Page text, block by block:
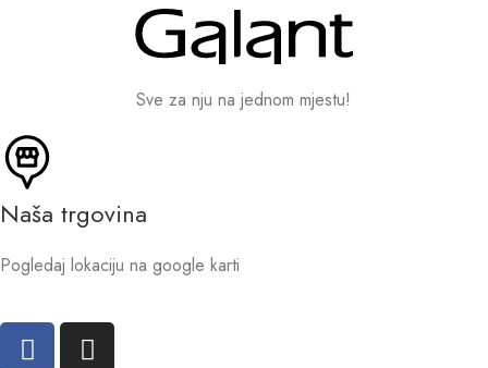
Sve za nju na jednom mjestu!
Naša trgovina
Pogledaj lokaciju na google karti